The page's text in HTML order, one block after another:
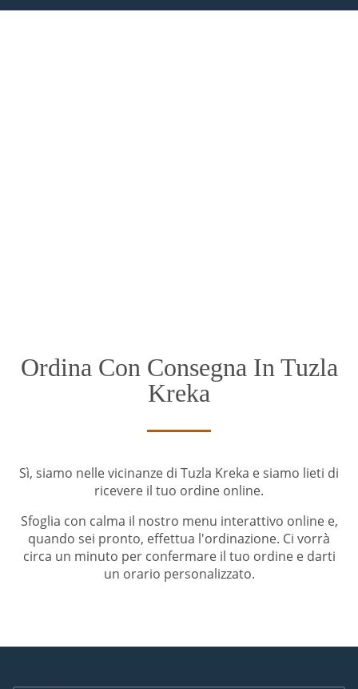
Ordina Con Consegna In Tuzla
Kreka
Sì, siamo nelle vicinanze di Tuzla Kreka e siamo lieti di
ricevere il tuo ordine online.
Sfoglia con calma il nostro menu interattivo online e,
quando sei pronto, effettua l'ordinazione. Ci vorrà
circa un minuto per confermare il tuo ordine e darti
un orario personalizzato.